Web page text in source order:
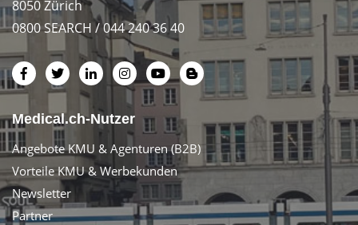
8050 Zürich
0800 SEARCH / 044 240 36 40
Medical.ch-Nutzer
Angebote KMU & Agenturen (B2B)
Vorteile KMU & Werbekunden
Newsletter
Partner